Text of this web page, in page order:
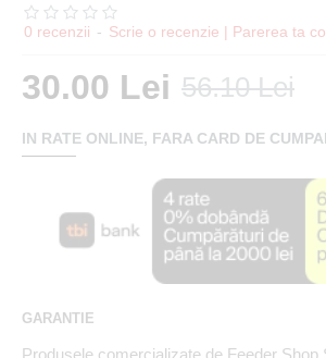
0 recenzii - Scrie o recenzie | Parerea ta
56.10 Lei
30.00 Lei
IN RATE ONLINE, FARA CARD DE
GARANTIE
Produsele comercializate de Feeder Shop